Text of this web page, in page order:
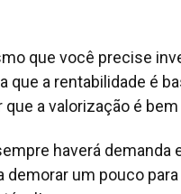
que você precise
que a rentabilidade é
a valorização é bem
haverá demanda
demorar um pouco para